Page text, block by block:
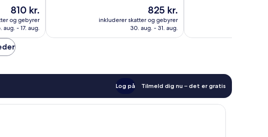
Prisen
er
810 kr.
810 kr.
og gebyrer
aug. - 17. aug.
anmeldelser
Prisen
er
825 kr.
825 kr.
inkluderer skatter og gebyrer
30. aug. - 31. aug.
Log på Tilmeld dig nu – det er gratis